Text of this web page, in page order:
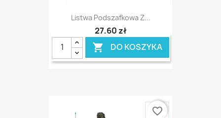
Listwa Podszafkowa Z...
27,60 zł
 DO KOSZYKA
favorite_border